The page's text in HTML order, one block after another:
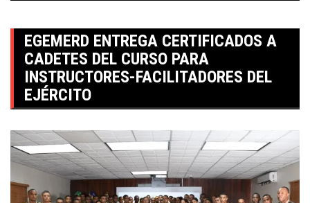
EGEMERD ENTREGA CERTIFICADOS A
CADETES DEL CURSO PARA
INSTRUCTORES-FACILITADORES DEL
EJÉRCITO